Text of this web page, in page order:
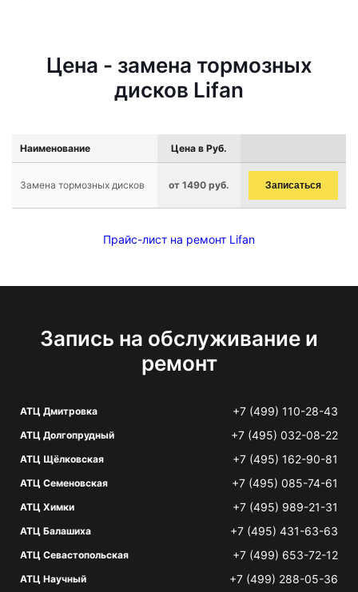
Цена - замена тормозных
дисков Lifan
Наименование Цена в Руб.
Замена тормозных дисков от 1490 руб. Записаться
Прайс-лист на ремонт Lifan
Запись на обслуживание и
ремонт
АТЦ Дмитровка +7 (499) 110-28-43
АТЦ Долгопрудный +7 (495) 032-08-22
АТЦ Щёлковская +7 (495) 162-90-81
АТЦ Семеновская +7 (495) 085-74-61
АТЦ Химки +7 (495) 989-21-31
АТЦ Балашиха +7 (495) 431-63-63
АТЦ Севастопольская +7 (499) 653-72-12
АТЦ Научный +7 (499) 288-05-36